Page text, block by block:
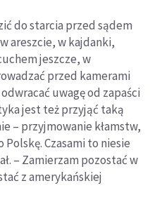
do starcia przed sądem
areszcie, w kajdanki,
jeszcze, w
przed kamerami
uwagę od zapaści
jest też przyjąć taką
– przyjmowanie kłamstw,
Czasami to niesie
– Zamierzam pozostać w
z amerykańskiej